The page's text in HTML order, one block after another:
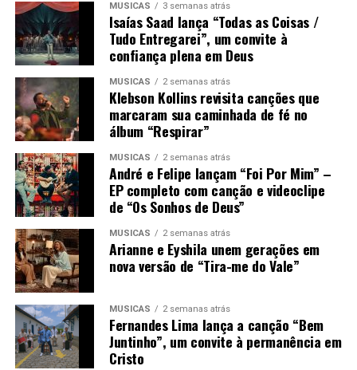
MÚSICAS 3 semanas atrás
Isaías Saad lança “Todas as Coisas /
Tudo Entregarei”, um convite à
confiança plena em Deus
MÚSICAS 2 semanas atrás
Klebson Kollins revisita canções que
marcaram sua caminhada de fé no
álbum “Respirar”
MÚSICAS 2 semanas atrás
André e Felipe lançam “Foi Por Mim” –
EP completo com canção e videoclipe
de “Os Sonhos de Deus”
MÚSICAS 2 semanas atrás
Arianne e Eyshila unem gerações em
nova versão de “Tira-me do Vale”
MÚSICAS 2 semanas atrás
Fernandes Lima lança a canção “Bem
Juntinho”, um convite à permanência em
Cristo